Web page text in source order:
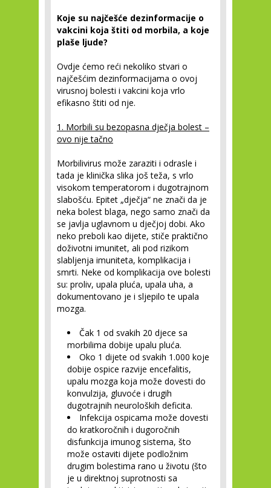
Koje su najčešće dezinformacije o
vakcini koja štiti od morbila, a koje
plaše ljude?
Ovdje ćemo reći nekoliko stvari o
najčešćim dezinformacijama o ovoj
virusnoj bolesti i vakcini koja vrlo
efikasno štiti od nje.
1. Morbili su bezopasna dječja bolest –
ovo nije tačno
Morbilivirus može zaraziti i odrasle i
tada je klinička slika još teža, s vrlo
visokom temperatorom i dugotrajnom
slabošću. Epitet „dječja“ ne znači da je
neka bolest blaga, nego samo znači da
se javlja uglavnom u dječjoj dobi. Ako
neko preboli kao dijete, stiče praktično
doživotni imunitet, ali pod rizikom
slabljenja imuniteta, komplikacija i
smrti. Neke od komplikacija ove bolesti
su: proliv, upala pluća, upala uha, a
dokumentovano je i sljepilo te upala
mozga.
Čak 1 od svakih 20 djece sa
morbilima dobije upalu pluća.
Oko 1 dijete od svakih 1.000 koje
dobije ospice razvije encefalitis,
upalu mozga koja može dovesti do
konvulzija, gluvoće i drugih
dugotrajnih neuroloških deficita.
Infekcija ospicama može dovesti
do kratkoročnih i dugoročnih
disfunkcija imunog sistema, što
može ostaviti dijete podložnim
drugim bolestima rano u životu (što
je u direktnoj suprotnosti sa